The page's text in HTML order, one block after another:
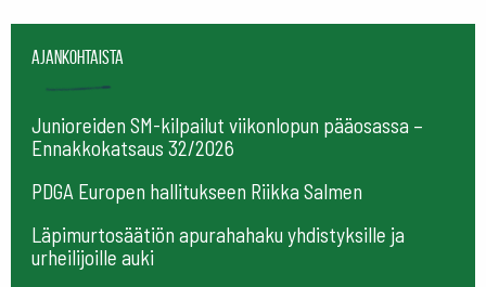
Ajankohtaista
Junioreiden SM-kilpailut viikonlopun pääosassa –
Ennakkokatsaus 32/2026
PDGA Europen hallitukseen Riikka Salmen
Läpimurtosäätiön apurahahaku yhdistyksille ja
urheilijoille auki